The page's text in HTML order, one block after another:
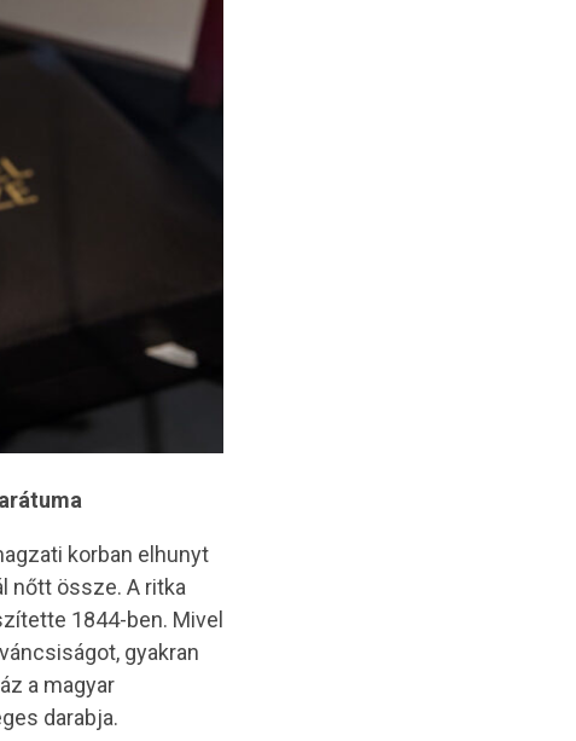
korban elhunyt
nőtt össze. A ritka
1844-ben. Mivel
gyakran
a magyar
darabja.